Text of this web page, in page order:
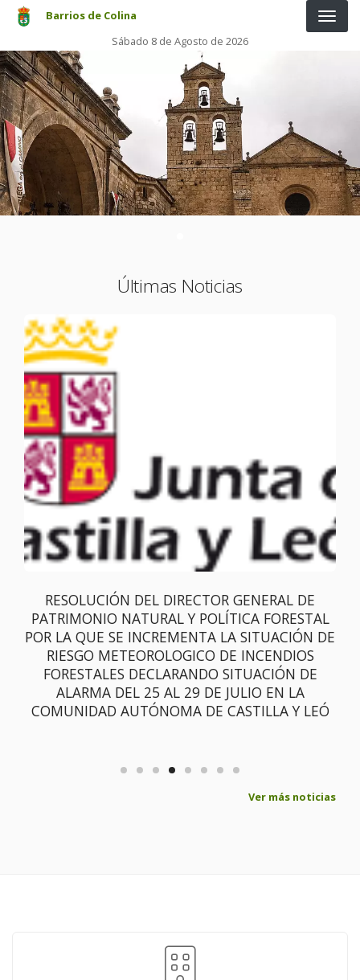
Pasar al contenido principal
Barrios de Colina
Sábado 8 de Agosto de 2026
Últimas Noticias
RESOLUCIÓN DEL DIRECTOR GENERAL DE
PATRIMONIO NATURAL Y POLÍTICA FORESTAL
POR LA QUE SE INCREMENTA LA SITUACIÓN DE
RIESGO METEOROLOGICO DE INCENDIOS
FORESTALES DECLARANDO SITUACIÓN DE
ALARMA DEL 25 AL 29 DE JULIO EN LA
COMUNIDAD AUTÓNOMA DE CASTILLA Y LEÓ
Ver más noticias